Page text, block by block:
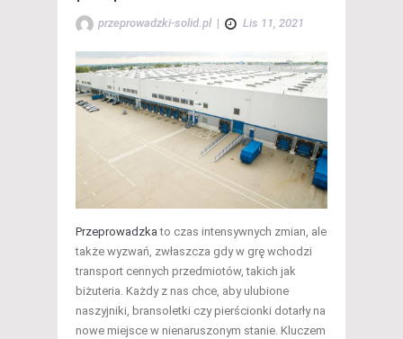
przeprowadzki-solid.pl | Lis 11, 2021
Przeprowadzka to czas intensywnych zmian, ale
także wyzwań, zwłaszcza gdy w grę wchodzi
transport cennych przedmiotów, takich jak
biżuteria. Każdy z nas chce, aby ulubione
naszyjniki, bransoletki czy pierścionki dotarły na
nowe miejsce w nienaruszonym stanie. Kluczem